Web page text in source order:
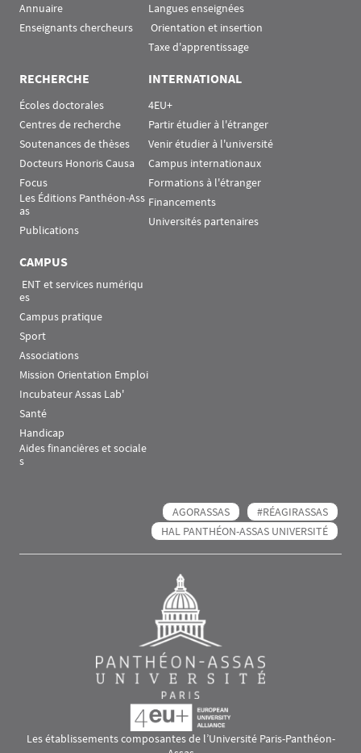
Annuaire
Enseignants chercheurs
Langues enseignées
Orientation et insertion
Taxe d'apprentissage
RECHERCHE
Écoles doctorales
Centres de recherche
Soutenances de thèses
Docteurs Honoris Causa
Focus
Les Éditions Panthéon-Ass
as
Publications
INTERNATIONAL
4EU+
Partir étudier à l'étranger
Venir étudier à l'université
Campus internationaux
Formations à l'étranger
Financements
Universités partenaires
CAMPUS
es
Campus pratique
Sport
Associations
Mission Orientation Emploi
Incubateur Assas Lab'
Santé
Handicap
Aides financières et sociale
s
AGORASSAS
#RÉAGIRASSAS
HAL PANTHÉON-ASSAS UNIVERSITÉ
Les établissements composantes de l’Université Paris-Panthéon-